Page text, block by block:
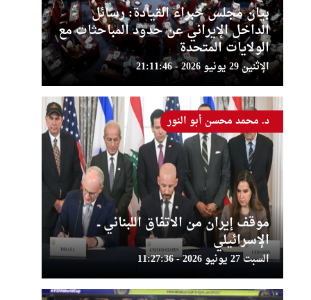
بيان مجلس خبراء القيادة: رسائل
الداخل الإيراني عن حدود المباحثات مع
الولايات المتحدة
الإثنين 29 يونيو 2026 - 21:11:46
موقف إيران من الاتفاق اللبناني ــ
الإسرائيلي
السبت 27 يونيو 2026 - 11:27:36
د. محمد محسن أبو النور